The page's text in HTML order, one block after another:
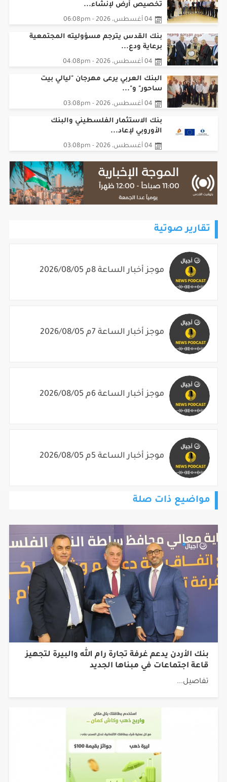
تخصيص أرض لإنشاء...
04 أغسطس، 2026 - 06:08pm
بنك القدس يترجم مسؤوليته المجتمعية
برعاية ودع...
04 أغسطس، 2026 - 04:08pm
البنك العربي يرعى مهرجان "ليالي بيت
ساحور" و"...
04 أغسطس، 2026 - 03:08pm
بنك الاستثمار الفلسطيني والبنك
الأوروبي لإعاد...
04 أغسطس، 2026 - 03:08pm
تقارير صوتية
موجز أخبار الساعة 8م 2026/08/05
موجز أخبار الساعة 7م 2026/08/05
موجز أخبار الساعة 6م 2026/08/05
موجز أخبار الساعة 5م 2026/08/05
مواضيع ذات صلة
بنك الأردن يدعم غرفة تجارة رام الله والبيرة لتجهيز
قاعة اجتماعات في مبناها الجديد
تفاصيل...